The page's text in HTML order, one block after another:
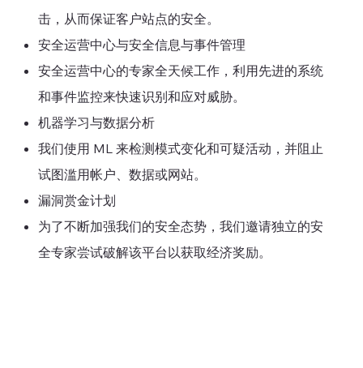
击，从而保证客户站点的安全。
安全运营中心与安全信息与事件管理
安全运营中心的专家全天候工作，利用先进的系统
和事件监控来快速识别和应对威胁。
机器学习与数据分析
我们使用 ML 来检测模式变化和可疑活动，并阻止
试图滥用帐户、数据或网站。
漏洞赏金计划
为了不断加强我们的安全态势，我们邀请独立的安
全专家尝试破解该平台以获取经济奖励。